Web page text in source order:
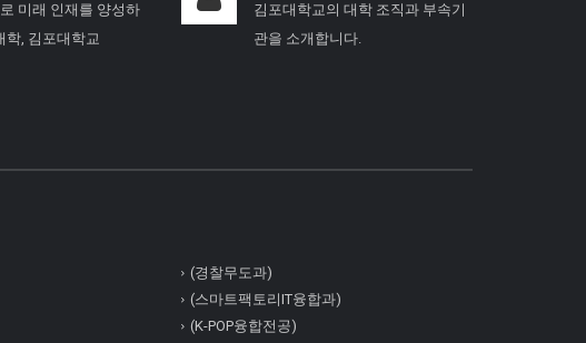
미래 인재를 양성하
학, 김포대학교
김포대학교의 대학 조직과 부속기
관을 소개합니다.
(경찰무도과)
(스마트팩토리IT융합과)
(K-POP융합전공)